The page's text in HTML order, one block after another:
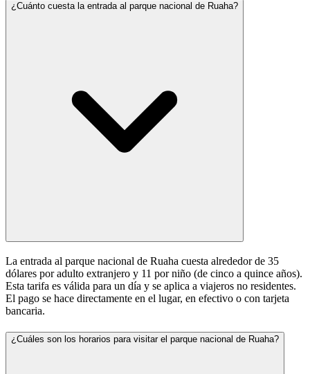
¿Cuánto cuesta la entrada al parque nacional de Ruaha?
La entrada al parque nacional de Ruaha cuesta alrededor de 35
dólares por adulto extranjero y 11 por niño (de cinco a quince años).
Esta tarifa es válida para un día y se aplica a viajeros no residentes.
El pago se hace directamente en el lugar, en efectivo o con tarjeta
bancaria.
¿Cuáles son los horarios para visitar el parque nacional de Ruaha?